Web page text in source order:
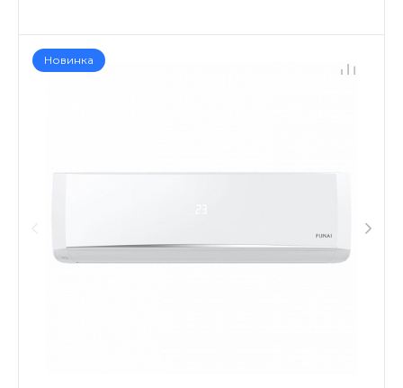
Новинка